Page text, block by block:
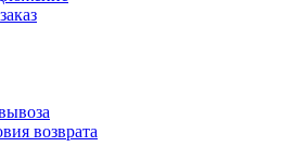
возврата